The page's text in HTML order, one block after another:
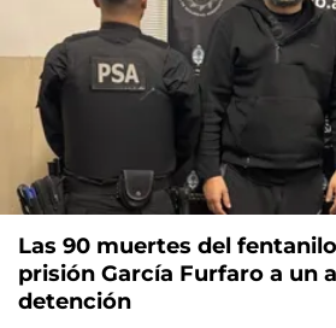
Las 90 muertes del
prisión García Furfaro a un
detención